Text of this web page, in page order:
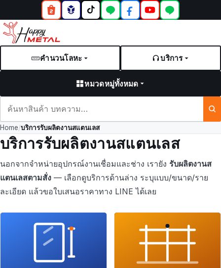
คำนวนโลหะ บริการ
หมวดหมู่ทั้งหมด
และ
บทความ
Home/บริการรับผลิตงานสแตนเลส
บริการรับผลิตงานสแตนเลส
นอกจากจำหน่ายอุปกรณ์งานเชื่อมและช่าง เรายัง รับผลิตงานส
แตนเลสตามสั่ง — เลือกดูบริการด้านล่าง ระบุแบบ/ขนาด/ราย
ละเอียด แล้วขอใบเสนอราคาทาง LINE ได้เลย